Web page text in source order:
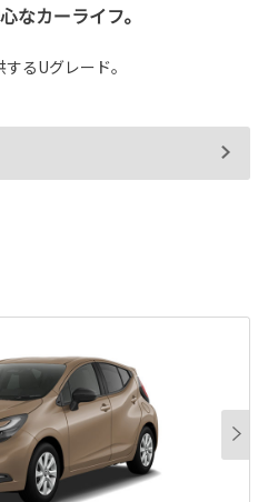
なカーライフ。
るUグレード。